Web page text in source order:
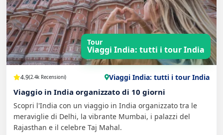
Tour
Viaggi India: tutti i tour India
4.9(2.4k Recensioni) Viaggi India: tutti i tour India
Viaggio in India organizzato di 10 giorni
Scopri l'India con un viaggio in India organizzato tra le
meraviglie di Delhi, la vibrante Mumbai, i palazzi del
Rajasthan e il celebre Taj Mahal.